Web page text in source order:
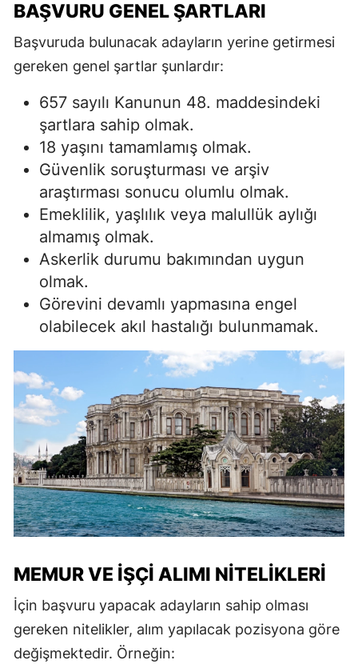
BAŞVURU GENEL ŞARTLARI
Başvuruda bulunacak adayların yerine getirmesi
gereken genel şartlar şunlardır:
657 sayılı Kanunun 48. maddesindeki
şartlara sahip olmak.
18 yaşını tamamlamış olmak.
Güvenlik soruşturması ve arşiv
araştırması sonucu olumlu olmak.
Emeklilik, yaşlılık veya malullük aylığı
almamış olmak.
Askerlik durumu bakımından uygun
olmak.
Görevini devamlı yapmasına engel
olabilecek akıl hastalığı bulunmamak.
MEMUR VE İŞÇI ALIMI NITELIKLERI
İçin başvuru yapacak adayların sahip olması
gereken nitelikler, alım yapılacak pozisyona göre
değişmektedir. Örneğin: